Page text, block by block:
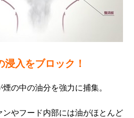
入をブロック！
の中の油分を強力に捕集。
やフード内部には油がほとんど